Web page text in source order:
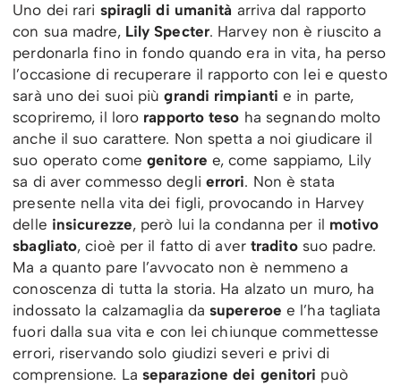
Uno dei rari spiragli di umanità arriva dal rapporto
con sua madre, Lily Specter. Harvey non è riuscito a
perdonarla fino in fondo quando era in vita, ha perso
l’occasione di recuperare il rapporto con lei e questo
sarà uno dei suoi piùgrandi rimpianti e in parte,
scopriremo, il loro rapporto teso ha segnando molto
anche il suo carattere. Non spetta a noi giudicare il
suo operato come genitore e, come sappiamo, Lily
sa di aver commesso degli errori. Non è stata
presente nella vita dei figli, provocando in Harvey
delle insicurezze, però lui la condanna per il motivo
sbagliato, cioè per il fatto di aver tradito suo padre.
Ma a quanto pare l’avvocato non è nemmeno a
conoscenza di tutta la storia. Ha alzato un muro, ha
indossato la calzamaglia dasupereroee l’ha tagliata
fuori dalla sua vita e con lei chiunque commettesse
errori, riservando solo giudizi severi e privi di
comprensione. La separazione dei genitori può